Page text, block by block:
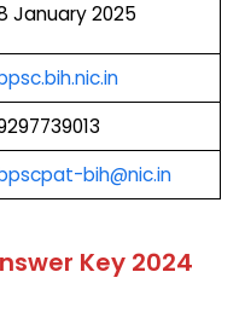
January 2025
bih@nic.in
Key 2024